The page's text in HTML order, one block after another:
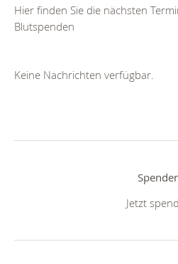
Hier finden Sie die nächsten
Blutspenden
Keine Nachrichten verfügbar.
Jetzt